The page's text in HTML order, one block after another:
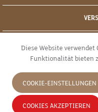
JETZT WIDERRUFEN
Diese Website
Funktionalität bieten
COOKIE-EINSTELLUNGEN
COOKIES AKZEPTIEREN